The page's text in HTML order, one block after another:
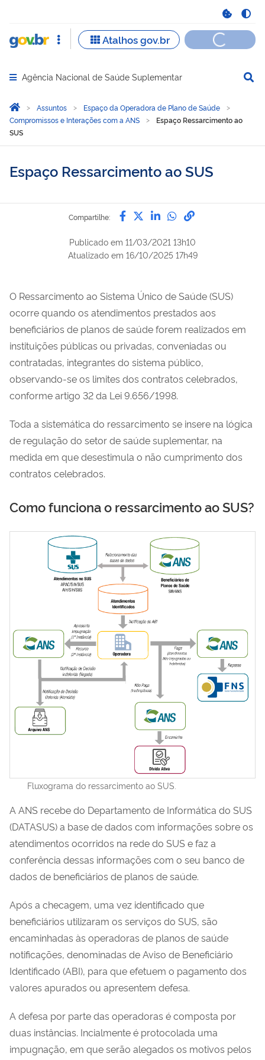
Abrir menu principal de navegação
Agência Nacional de Saúde Suplementar
Você está aqui:
Página Inicial
Assuntos
Espaço da Operadora de Plano de Saúde
Compromissos e Interações com a ANS
Espaço Ressarcimento ao
SUS
Espaço Ressarcimento ao SUS
Compartilhe: Compartilhe por Facebook
Compartilhe por Twitter
Compartilhe por
Compartilhe
link para
Publicado em 11/03/2021 13h10
Atualizado em 16/10/2025 17h49
O Ressarcimento ao Sistema Único de Saúde (SUS)
ocorre quando os atendimentos prestados aos
beneficiários de planos de saúde forem realizados em
instituições públicas ou privadas, conveniadas ou
contratadas, integrantes do sistema público,
observando-se os limites dos contratos celebrados,
conforme artigo 32 da Lei 9.656/1998.
Toda a sistemática do ressarcimento se insere na lógica
de regulação do setor de saúde suplementar, na
medida em que desestimula o não cumprimento dos
contratos celebrados.
Como funciona o ressarcimento ao SUS?
Fluxograma do ressarcimento ao SUS.
A ANS recebe do Departamento de Informática do SUS
(DATASUS) a base de dados com informações sobre os
atendimentos ocorridos na rede do SUS e faz a
conferência dessas informações com o seu banco de
dados de beneficiários de planos de saúde.
Após a checagem, uma vez identificado que
beneficiários utilizaram os serviços do SUS, são
encaminhadas às operadoras de planos de saúde
notificações, denominadas de Aviso de Beneficiário
Identificado (ABI), para que efetuem o pagamento dos
valores apurados ou apresentem defesa.
A defesa por parte das operadoras é composta por
duas instâncias. Incialmente é protocolada uma
impugnação, em que serão alegados os motivos pelos